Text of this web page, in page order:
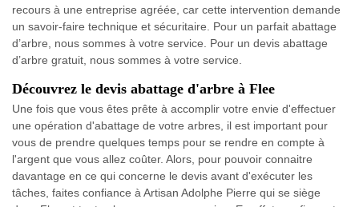
recours à une entreprise agréée, car cette intervention demande
un savoir-faire technique et sécuritaire. Pour un parfait abattage
d’arbre, nous sommes à votre service. Pour un devis abattage
d’arbre gratuit, nous sommes à votre service.
Découvrez le devis abattage d'arbre à Flee
Une fois que vous êtes prête à accomplir votre envie d'effectuer
une opération d'abattage de votre arbres, il est important pour
vous de prendre quelques temps pour se rendre en compte à
l'argent que vous allez coûter. Alors, pour pouvoir connaitre
davantage en ce qui concerne le devis avant d'exécuter les
tâches, faites confiance à Artisan Adolphe Pierre qui se siège